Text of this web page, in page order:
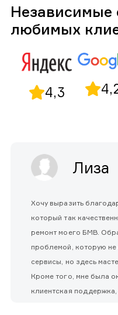
любимых
4,3
Лиза
Хочу выразить
который так
ремонт моего БМВ.
проблемой, которую не
сервисы, но здесь
Кроме того, мне была
клиентская